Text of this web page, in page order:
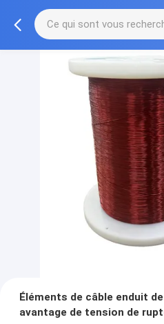
Éléments de câble enduit
avantage de tension de